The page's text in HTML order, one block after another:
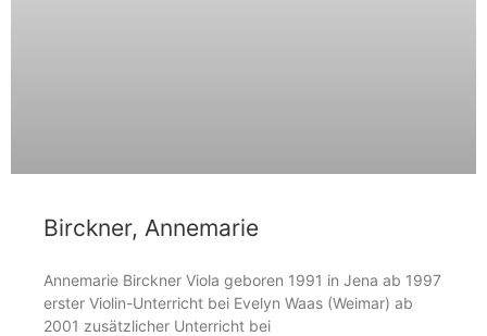
Birckner, Annemarie
Annemarie Birckner Viola geboren 1991 in Jena ab 1997
erster Violin-Unterricht bei Evelyn Waas (Weimar) ab
2001 zusätzlicher Unterricht bei